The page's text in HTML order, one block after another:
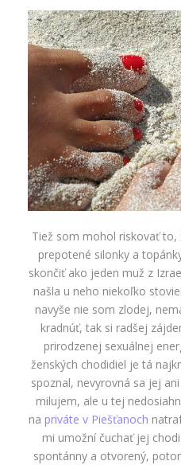
Tiež som mohol riskovať to,
prepotené silonky a
skončiť ako jeden muž z
našla u neho niekoľko
navyše nie som zlodej,
kradnúť, tak si radšej
prirodzenej sexuálnej
ženských chodidiel je tá
spoznal, nevyrovná sa jej
milujem, ale u tej
na priváte v Piešťanoch
mi umožní čuchať jej
spontánny a otvorený,